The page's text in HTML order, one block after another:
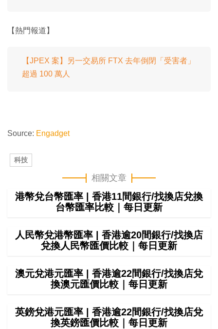
【熱門報道】
【JPEX 案】另一交易所 FTX 去年倒閉「受害者」
超過 100 萬人
Source: Engadget
科技
相關文章
港幣兌台幣匯率 | 香港11間銀行/找換店兌換
台幣匯率比較｜每日更新
人民幣兌港幣匯率 | 香港逾20間銀行/找換店
兌換人民幣匯價比較｜每日更新
澳元兌港元匯率 | 香港逾22間銀行/找換店兌
換澳元匯價比較｜每日更新
英鎊兌港元匯率 | 香港逾22間銀行/找換店兌
換英鎊匯價比較｜每日更新